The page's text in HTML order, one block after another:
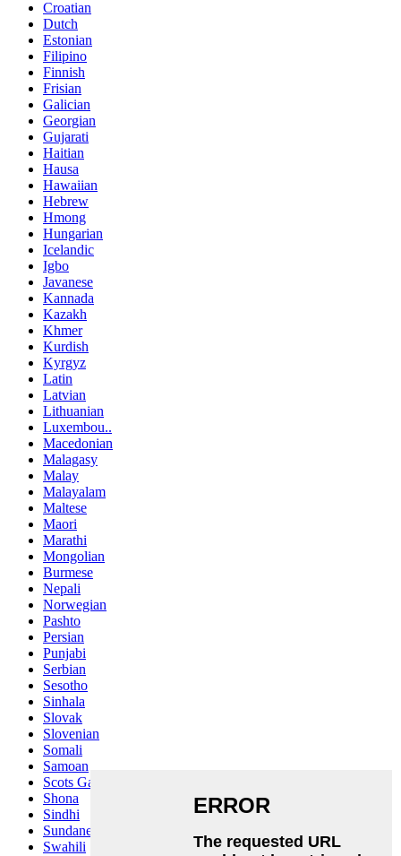
Croatian
Dutch
Estonian
Filipino
Finnish
Frisian
Galician
Georgian
Gujarati
Haitian
Hausa
Hawaiian
Hebrew
Hmong
Hungarian
Icelandic
Igbo
Javanese
Kannada
Kazakh
Khmer
Kurdish
Kyrgyz
Latin
Latvian
Lithuanian
Luxembou..
Macedonian
Malagasy
Malay
Malayalam
Maltese
Maori
Marathi
Mongolian
Burmese
Nepali
Norwegian
Pashto
Persian
Punjabi
Serbian
Sesotho
Sinhala
Slovak
Slovenian
Somali
Samoan
Scots Gaelic
Shona
Sindhi
Sundanese
Swahili